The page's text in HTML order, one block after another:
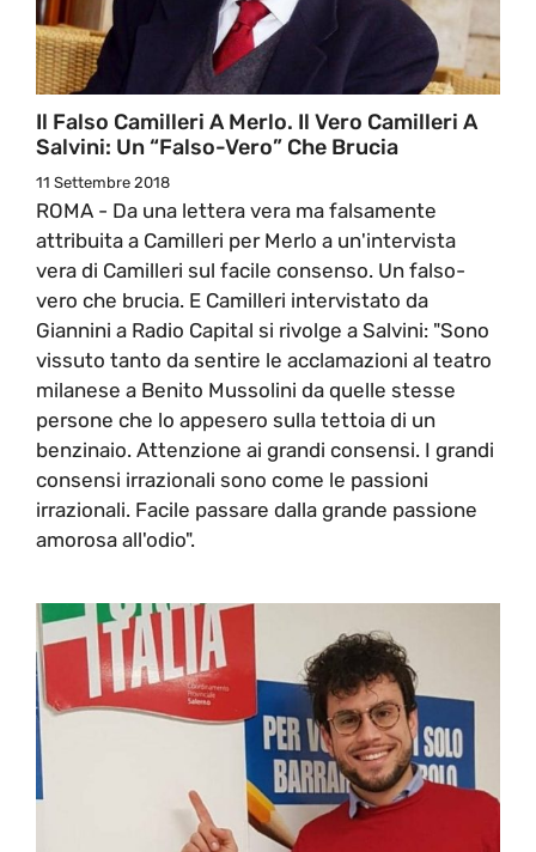
Il Falso Camilleri A Merlo. Il Vero Camilleri A
Salvini: Un “falso-Vero” Che Brucia
11 Settembre 2018
ROMA - Da una lettera vera ma falsamente
attribuita a Camilleri per Merlo a un'intervista
vera di Camilleri sul facile consenso. Un falso-
vero che brucia. E Camilleri intervistato da
Giannini a Radio Capital si rivolge a Salvini: "Sono
vissuto tanto da sentire le acclamazioni al teatro
milanese a Benito Mussolini da quelle stesse
persone che lo appesero sulla tettoia di un
benzinaio. Attenzione ai grandi consensi. I grandi
consensi irrazionali sono come le passioni
irrazionali. Facile passare dalla grande passione
amorosa all'odio".